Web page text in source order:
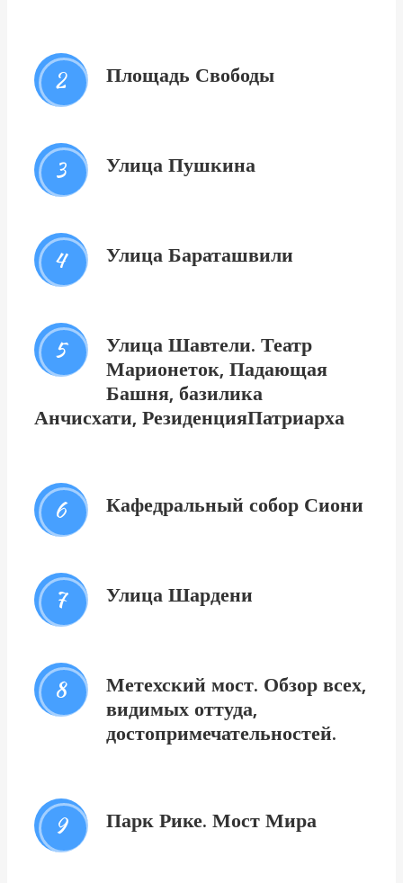
2 Площадь Свободы
3 Улица Пушкина
4 Улица Бараташвили
5
Улица Шавтели. Театр
Марионеток, Падающая
Башня, базилика
Анчисхати, РезиденцияПатриарха
6 Кафедральный собор Сиони
7 Улица Шардени
8
Метехский мост. Обзор всех,
видимых оттуда,
достопримечательностей.
9 Парк Рике. Мост Мира